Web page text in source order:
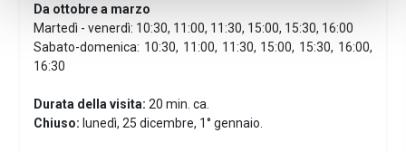
Da ottobre a marzo
Martedì - venerdì: 10:30, 11:00, 11:30, 15:00, 15:30, 16:00
Sabato-domenica: 10:30, 11:00, 11:30, 15:00, 15:30, 16:00,
16:30
Durata della visita: 20 min. ca.
Chiuso: lunedì, 25 dicembre, 1° gennaio.